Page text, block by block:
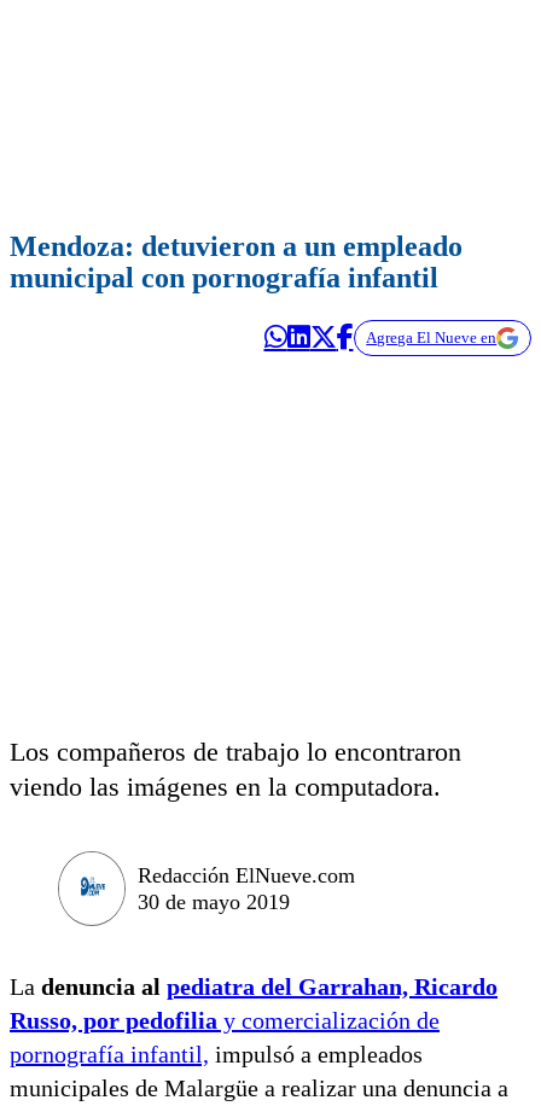
Mendoza: detuvieron a un empleado
municipal con pornografía infantil
Agrega El Nueve en
Los compañeros de trabajo lo encontraron
viendo las imágenes en la computadora.
Redacción ElNueve.com
30 de mayo 2019
La denuncia al pediatra del Garrahan, Ricardo
Russo, por pedofilia y comercialización de
pornografía infantil, impulsó a empleados
municipales de Malargüe a realizar una denuncia a